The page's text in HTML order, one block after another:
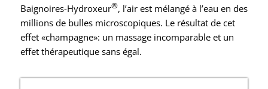
Baignoires-Hydroxeur®, l’air est mélangé à l’eau en des
millions de bulles microscopiques. Le résultat de cet
effet «champagne»: un massage incomparable et un
effet thérapeutique sans égal.